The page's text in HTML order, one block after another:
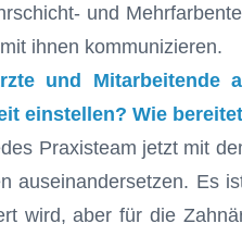
und
ihnen kommunizieren.
und Mitarbeitende
einstellen? Wie
Praxisteam jetzt mit
auseinandersetzen. Es
wird, aber für die